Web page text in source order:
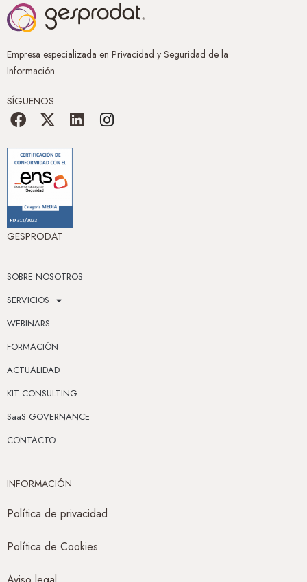
Empresa especializada en Privacidad y Seguridad de la
Información.
SÍGUENOS
GESPRODAT
SOBRE NOSOTROS
SERVICIOS
WEBINARS
FORMACIÓN
ACTUALIDAD
KIT CONSULTING
SaaS GOVERNANCE
CONTACTO
INFORMACIÓN
Política de privacidad
Política de Cookies